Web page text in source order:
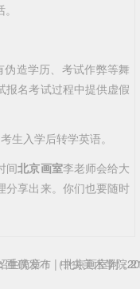
造学历、考试作弊等舞
报名考试过程中提供虚假
生入学后转学英语。
间北京画室李老师会给大
分享出来。你们也要随时
生简章！（北京画室附：
重磅发布 | 中央美术学院